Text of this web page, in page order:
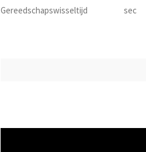
Gereedschapswisseltijd
sec